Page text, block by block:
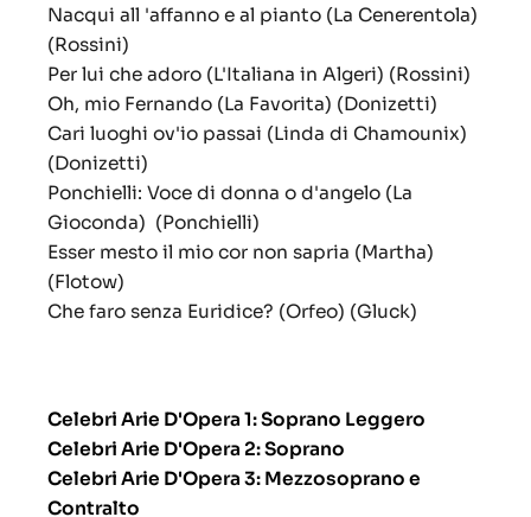
Nacqui all 'affanno e al pianto (La Cenerentola)
(Rossini)
Per lui che adoro (L'Italiana in Algeri) (Rossini)
Oh, mio Fernando (La Favorita) (Donizetti)
Cari luoghi ov'io passai (Linda di Chamounix)
(Donizetti)
Ponchielli: Voce di donna o d'angelo (La
Gioconda) (Ponchielli)
Esser mesto il mio cor non sapria (Martha)
(Flotow)
Che faro senza Euridice? (Orfeo) (Gluck)
Celebri Arie D'Opera 1: Soprano Leggero
Celebri Arie D'Opera 2: Soprano
Celebri Arie D'Opera 3: Mezzosoprano e
Contralto